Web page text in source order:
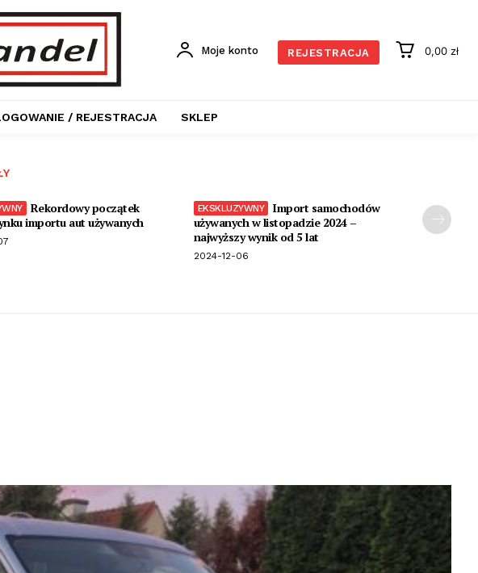
Moje konto REJESTRACJA 0,00 zł
/ REJESTRACJA SKLEP
Rekordowy początek
importu aut używanych
Import samochodów
używanych w listopadzie 2024 –
najwyższy wynik od 5 lat
2024-12-06